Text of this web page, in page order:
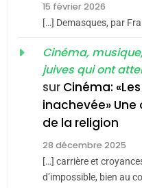
ISRAÉL
15 février 2026
[…] Demasques, par
Cinéma,
juives qui ont
sur Cinéma:
inachevée»
de la religion
28 décembre 2025
[…] carrière et
d’impossible, bien au
MA
ISRAÉL
CE